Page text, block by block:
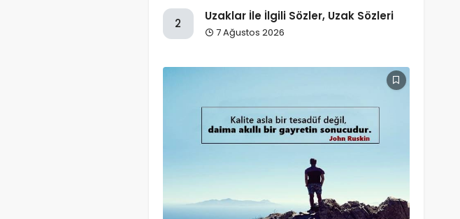
2
Uzaklar İle İlgili Sözler, Uzak Sözleri
7 Ağustos 2026